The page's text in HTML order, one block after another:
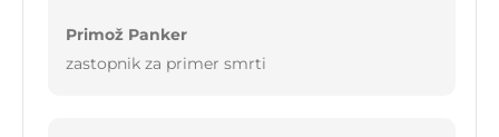
Primož Panker
zastopnik za primer smrti